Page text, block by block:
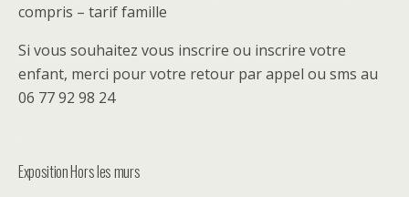
compris – tarif famille
Si vous souhaitez vous inscrire ou inscrire votre
enfant, merci pour votre retour par appel ou sms au
06 77 92 98 24
Exposition Hors les murs